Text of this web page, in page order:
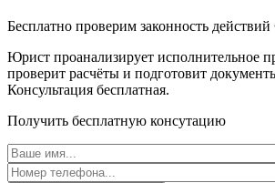
Бесплатно проверим законность
Юрист проанализирует исполнительное
проверит расчёты и подготовит
Консультация бесплатная.
Получить бесплатную консутацию